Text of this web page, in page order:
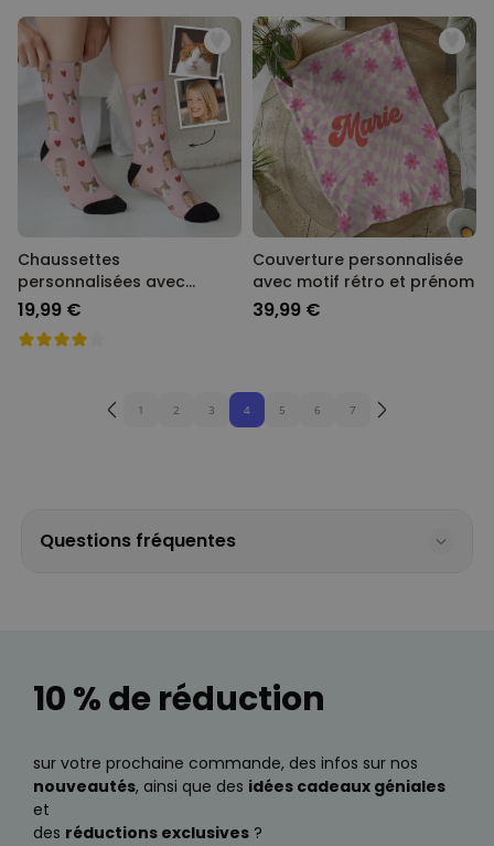
Chaussettes
personnalisées avec
animal de compagnie et
visage
19,99 €
Couverture personnalisée
avec motif rétro et prénom
39,99 €
1 2 3 4 5 6 7
Questions fréquentes
10 % de réduction
sur votre prochaine commande, des infos sur nos
nouveautés, ainsi que des idées cadeaux géniales
et
des réductions exclusives ?